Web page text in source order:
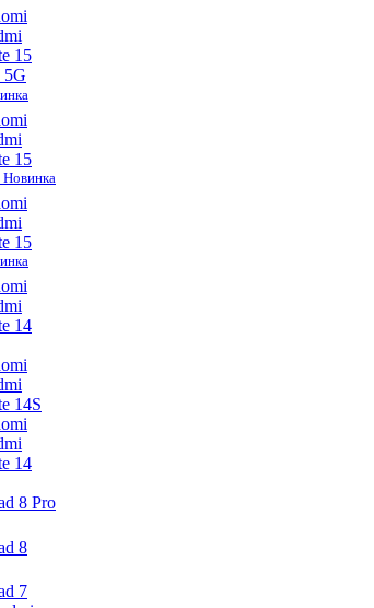
15
5G
15
Новинка
15
14
14S
14
8 Pro
8
7